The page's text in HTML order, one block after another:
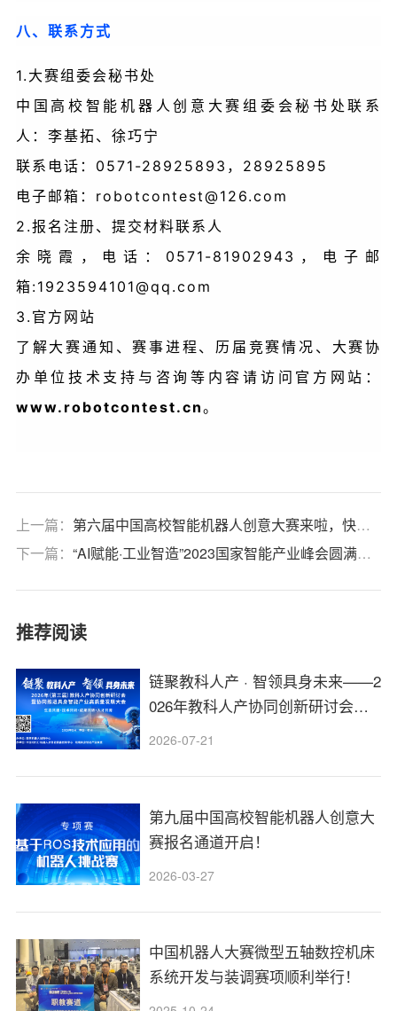
八、联系方式
1.大赛组委会秘书处
中国高校智能机器人创意大赛组委会秘书处联系
人：李基拓、徐巧宁
联系电话： 0571-28925893，28925895
电子邮箱： robotcontest@126.com
2.报名注册、提交材料联系人
余晓霞，电话： 0571-81902943，电子邮
箱:1923594101@qq.com
3.官方网站
了解大赛通知、赛事进程、历届竞赛情况、大赛协
办单位技术支持与咨询等内容请访问官方网站：
www.robotcontest.cn。
上一篇： 第六届中国高校智能机器人创意大赛来啦，快来围观报名吧！
下一篇： “AI赋能·工业智造”2023国家智能产业峰会圆满召开！
推荐阅读
链聚教科人产 · 智领具身未来——2
026年教科人产协同创新研讨会报
名通道开启！
2026-07-21
第九届中国高校智能机器人创意大
赛报名通道开启！
2026-03-27
中国机器人大赛微型五轴数控机床
系统开发与装调赛项顺利举行！